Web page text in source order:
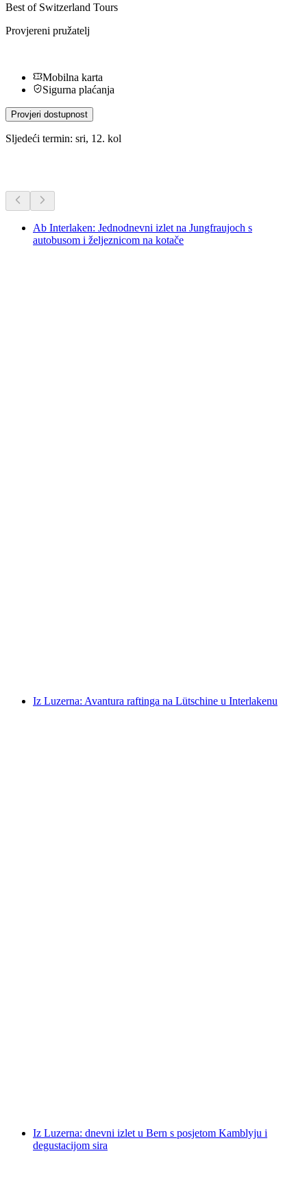
Best of Switzerland Tours
Provjereni pružatelj
Mobilna karta
Sigurna plaćanja
Provjeri dostupnost
Sljedeći termin: sri, 12. kol
Ab Interlaken: Jednodnevni izlet na Jungfraujoch s
autobusom i željeznicom na kotače
Iz Luzerna: Avantura raftinga na Lütschine u Interlakenu
Iz Luzerna: dnevni izlet u Bern s posjetom Kamblyju i
degustacijom sira